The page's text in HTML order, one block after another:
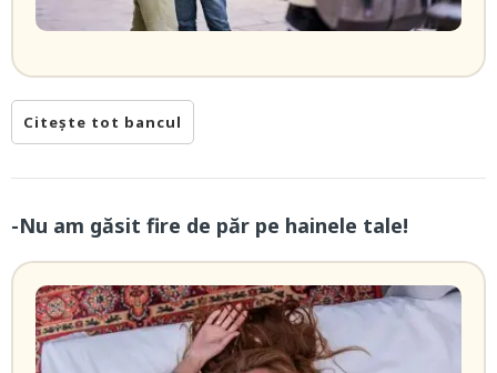
Citește tot bancul
-Nu am găsit fire de păr pe hainele tale!